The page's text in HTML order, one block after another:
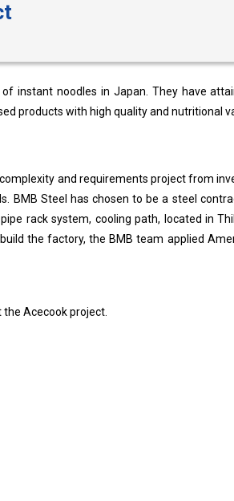
instant noodles in Japan. They have
products with high quality and nutritional
and requirements project from
BMB Steel has chosen to be a steel
rack system, cooling path, located in
the factory, the BMB team applied
Acecook project.